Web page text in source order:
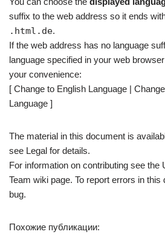
suffix to the web address so it ends
.html.de.
If the web address has no language
language specified in your web
your convenience:
[ Change to English Language |
Language ]
The material in this document is
see Legal for details.
For information on contributing see the
Team wiki page. To report errors in this
bug.
Похожие публикации: